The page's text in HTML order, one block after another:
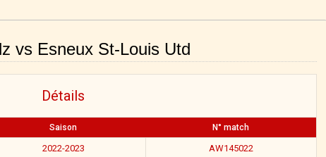
vs Esneux St-Louis Utd
Détails
Saison N° match
2022-2023 AW145022